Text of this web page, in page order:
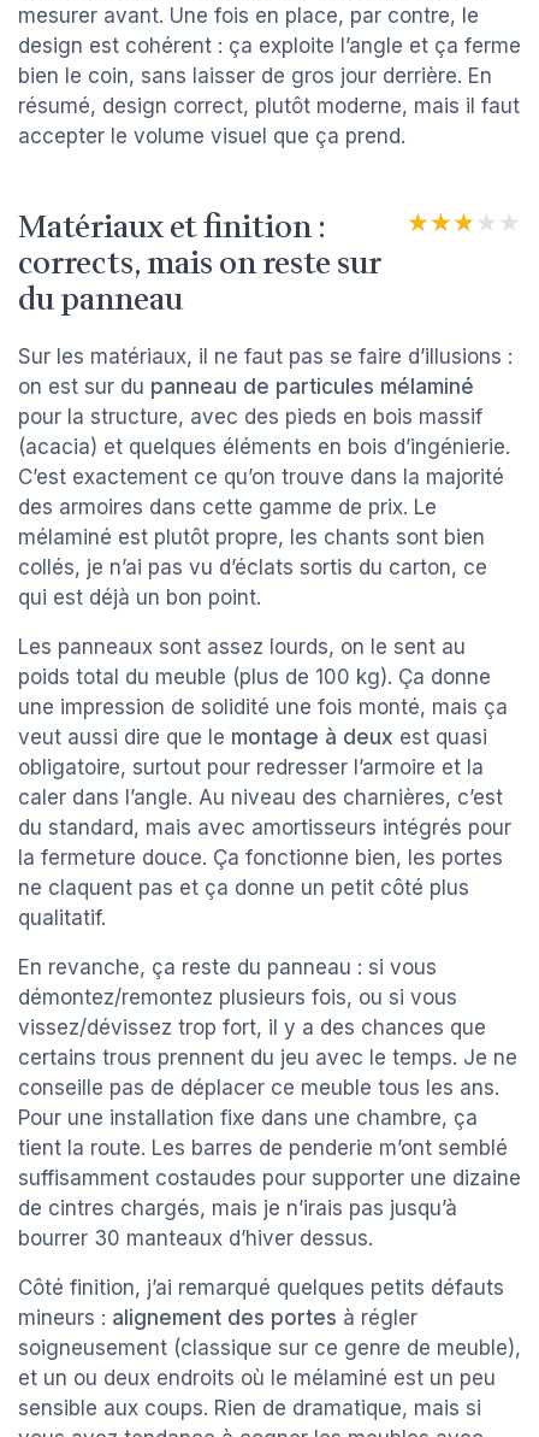
mesurer avant. Une fois en place, par contre, le
design est cohérent : ça exploite l’angle et ça ferme
bien le coin, sans laisser de gros jour derrière. En
résumé, design correct, plutôt moderne, mais il faut
accepter le volume visuel que ça prend.
Matériaux et finition :
corrects, mais on reste sur
du panneau
★★★★★
★★★★★
Sur les matériaux, il ne faut pas se faire d’illusions :
on est sur du panneau de particules mélaminé
pour la structure, avec des pieds en bois massif
(acacia) et quelques éléments en bois d’ingénierie.
C’est exactement ce qu’on trouve dans la majorité
des armoires dans cette gamme de prix. Le
mélaminé est plutôt propre, les chants sont bien
collés, je n’ai pas vu d’éclats sortis du carton, ce
qui est déjà un bon point.
Les panneaux sont assez lourds, on le sent au
poids total du meuble (plus de 100 kg). Ça donne
une impression de solidité une fois monté, mais ça
veut aussi dire que le montage à deux est quasi
obligatoire, surtout pour redresser l’armoire et la
caler dans l’angle. Au niveau des charnières, c’est
du standard, mais avec amortisseurs intégrés pour
la fermeture douce. Ça fonctionne bien, les portes
ne claquent pas et ça donne un petit côté plus
qualitatif.
En revanche, ça reste du panneau : si vous
démontez/remontez plusieurs fois, ou si vous
vissez/dévissez trop fort, il y a des chances que
certains trous prennent du jeu avec le temps. Je ne
conseille pas de déplacer ce meuble tous les ans.
Pour une installation fixe dans une chambre, ça
tient la route. Les barres de penderie m’ont semblé
suffisamment costaudes pour supporter une dizaine
de cintres chargés, mais je n’irais pas jusqu’à
bourrer 30 manteaux d’hiver dessus.
Côté finition, j’ai remarqué quelques petits défauts
mineurs : alignement des portes à régler
soigneusement (classique sur ce genre de meuble),
et un ou deux endroits où le mélaminé est un peu
sensible aux coups. Rien de dramatique, mais si